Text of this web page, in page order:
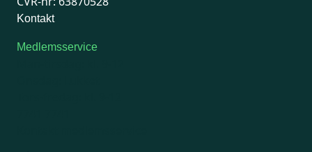
Kontakt
Medlemsservice